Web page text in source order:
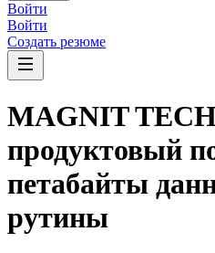
Войти
Войти
Создать резюме
MAGNIT
продуктовый
петабайты
рутины